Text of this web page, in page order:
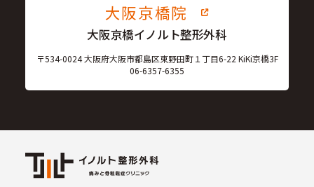
大阪京橋院
大阪京橋イノルト整形外科
〒534-0024 大阪府大阪市都島区東野田町１丁目6-22 KiKi京橋3F
06-6357-6355